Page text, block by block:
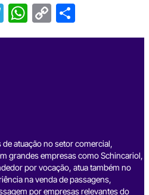
T
el
W
h
C
o
S
h
atuação no setor comercial,
grandes empresas como Schincariol,
por vocação, atua também no
na venda de passagens,
por empresas relevantes do